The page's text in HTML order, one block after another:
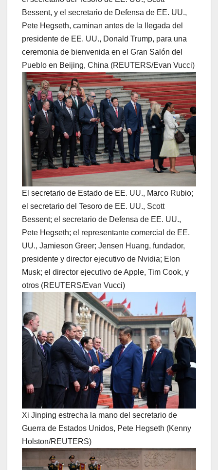
Bessent, y el secretario de Defensa de EE. UU.,
Pete Hegseth, caminan antes de la llegada del
presidente de EE. UU., Donald Trump, para una
ceremonia de bienvenida en el Gran Salón del
Pueblo en Beijing, China (REUTERS/Evan Vucci)
El secretario de Estado de EE. UU., Marco Rubio;
el secretario del Tesoro de EE. UU., Scott
Bessent; el secretario de Defensa de EE. UU.,
Pete Hegseth; el representante comercial de EE.
UU., Jamieson Greer; Jensen Huang, fundador,
presidente y director ejecutivo de Nvidia; Elon
Musk; el director ejecutivo de Apple, Tim Cook, y
otros (REUTERS/Evan Vucci)
Xi Jinping estrecha la mano del secretario de
Guerra de Estados Unidos, Pete Hegseth (Kenny
Holston/REUTERS)